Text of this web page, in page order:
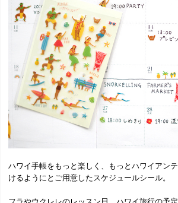
ハワイ手帳をもっと楽しく、もっとハワイアン
けるようにとご用意したスケジュールシール。